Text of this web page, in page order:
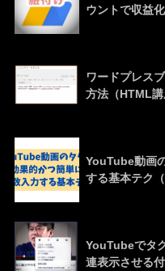
ウントで収益
ワードプレス
方法（HTML講
YouTube動画
する基本テク
YouTubeでタ
連表示させる